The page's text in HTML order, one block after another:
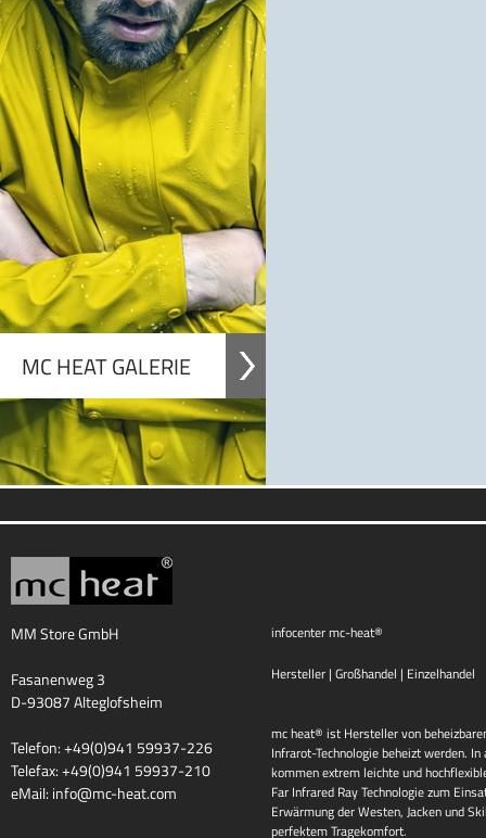
MC HEAT GALERIE
MM Store GmbH
Fasanenweg 3
D-93087 Alteglofsheim
Telefon: +49(0)941 59937-226
Telefax: +49(0)941 59937-210
eMail: info@mc-heat.com
infocenter mc-heat®
Hersteller | Großhandel | Einzelhandel
mc heat® ist Hersteller von
Infrarot-Technologie beheizt werden.
kommen extrem leichte und
Far Infrared Ray Technologie zum
Erwärmung der Westen, Jacken und
perfektem Tragekomfort.